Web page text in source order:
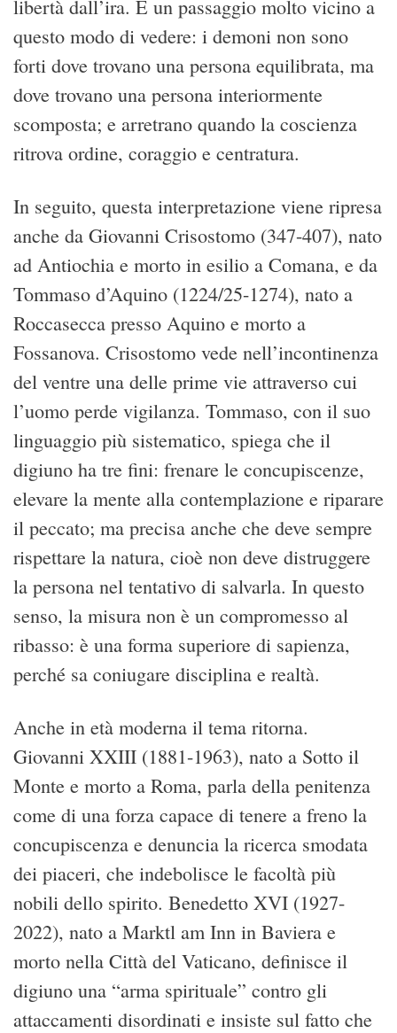
libertà dall’ira. È un passaggio molto vicino a
questo modo di vedere: i demoni non sono
forti dove trovano una persona equilibrata, ma
dove trovano una persona interiormente
scomposta; e arretrano quando la coscienza
ritrova ordine, coraggio e centratura.
In seguito, questa interpretazione viene ripresa
anche da Giovanni Crisostomo (347-407), nato
ad Antiochia e morto in esilio a Comana, e da
Tommaso d’Aquino (1224/25-1274), nato a
Roccasecca presso Aquino e morto a
Fossanova. Crisostomo vede nell’incontinenza
del ventre una delle prime vie attraverso cui
l’uomo perde vigilanza. Tommaso, con il suo
linguaggio più sistematico, spiega che il
digiuno ha tre fini: frenare le concupiscenze,
elevare la mente alla contemplazione e riparare
il peccato; ma precisa anche che deve sempre
rispettare la natura, cioè non deve distruggere
la persona nel tentativo di salvarla. In questo
senso, la misura non è un compromesso al
ribasso: è una forma superiore di sapienza,
perché sa coniugare disciplina e realtà.
Anche in età moderna il tema ritorna.
Giovanni XXIII (1881-1963), nato a Sotto il
Monte e morto a Roma, parla della penitenza
come di una forza capace di tenere a freno la
concupiscenza e denuncia la ricerca smodata
dei piaceri, che indebolisce le facoltà più
nobili dello spirito. Benedetto XVI (1927-
2022), nato a Marktl am Inn in Baviera e
morto nella Città del Vaticano, definisce il
digiuno una “arma spirituale” contro gli
attaccamenti disordinati e insiste sul fatto che